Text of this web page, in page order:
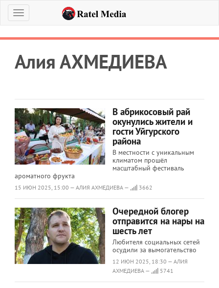
Меню
Алия АХМЕДИЕВА
В абрикосовый рай
окунулись жители и
гости Уйгурского
района
В местности с уникальным
климатом прошёл
масштабный фестиваль
ароматного фрукта
15 ИЮН 2025, 15:00 — АЛИЯ АХМЕДИЕВА — 3662
Очередной блогер
отправится на нары на
шесть лет
Любителя социальных сетей
осудили за вымогательство
12 ИЮН 2025, 18:30 — АЛИЯ
АХМЕДИЕВА —
5741